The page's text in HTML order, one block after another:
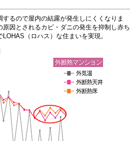
るので屋内の結露が発生しにくくなりま
因とされるカビ・ダニの発生を抑制し赤ち
（ロハス）な住まいを実現。